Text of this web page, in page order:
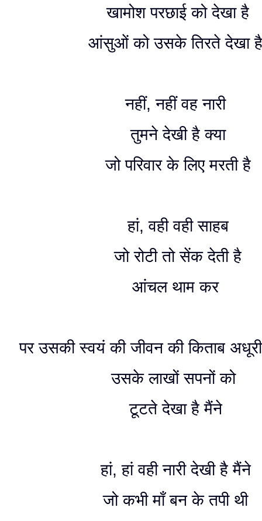
खामोश परछाई को देखा है
आंसुओं को उसके तिरते देखा
नहीं, नहीं वह नारी
तुमने देखी है क्या
जो परिवार के लिए मरती है
हां, वही वही साहब
जो रोटी तो सेंक देती है
आंचल थाम कर
पर उसकी स्वयं की जीवन की किताब
उसके लाखों सपनों को
टूटते देखा है मैंने
हां, हां वही नारी देखी है मैंने
जो कभी माँ बन के तपी थी